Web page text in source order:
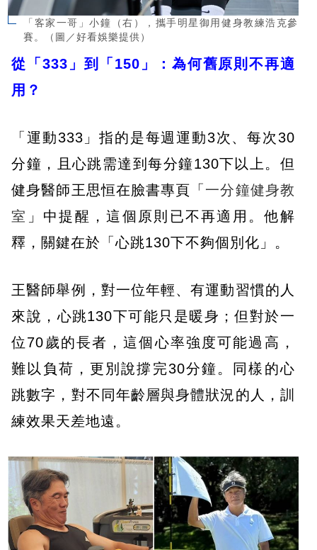
「客家一哥」小鐘（右），攜手明星御用健身教練浩克參
賽。（圖／好看娛樂提供）
從「333」到「150」：為何舊原則不再適
用？
「運動333」指的是每週運動3次、每次30
分鐘，且心跳需達到每分鐘130下以上。但
健身醫師王思恒在臉書專頁「 一分鐘健身教
室 」中提醒，這個原則已不再適用。他解
釋，關鍵在於「心跳130下不夠個別化」。
王醫師舉例，對一位年輕、有運動習慣的人
來說，心跳130下可能只是暖身；但對於一
位70歲的長者，這個心率強度可能過高，
難以負荷，更別說撐完30分鐘。同樣的心
跳數字，對不同年齡層與身體狀況的人，訓
練效果天差地遠。